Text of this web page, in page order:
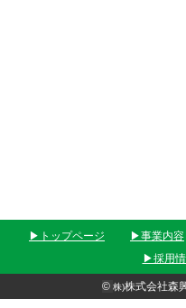
▶︎トップページ ▶︎事業内容
▶︎採用
© 株)株式会社森